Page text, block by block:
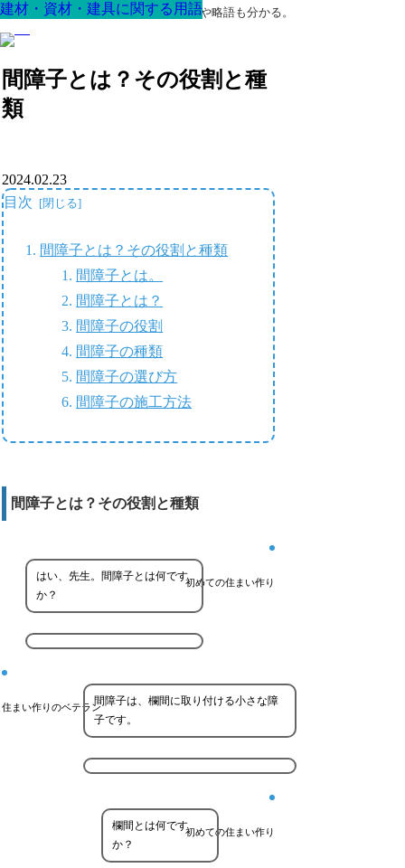
最高の家を作るための知識！専門用語や略語も分かる。
間障子とは？その役割と種
類
建材・資材・建具に関する用語
2024.02.23
目次
間障子とは？その役割と種類
間障子とは。
間障子とは？
間障子の役割
間障子の種類
間障子の選び方
間障子の施工方法
間障子とは？その役割と種類
初めての住まい作り
はい、先生。間障子とは何です
か？
住まい作りのベテラン間障子は、欄間に取り付ける小さな障
子です。
初めての住まい作り
欄間とは何です
か？
建材・資材・建具に関する用語
建材・資材・建具に関する用語
建材・資材・建具に関する用語
建材・資材・建具に関する用語
建材・資材・建具に関する用語
建材・資材・建具に関する用語